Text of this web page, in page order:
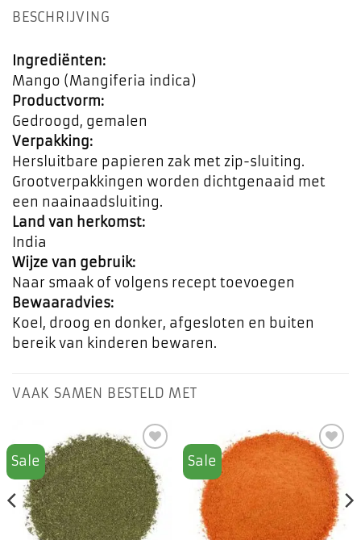
BESCHRIJVING
Ingrediënten:
Mango (Mangiferia indica)
Productvorm:
Gedroogd, gemalen
Verpakking:
Hersluitbare papieren zak met zip-sluiting.
Grootverpakkingen worden dichtgenaaid met
een naainaadsluiting.
Land van herkomst:
India
Wijze van gebruik:
Naar smaak of volgens recept toevoegen
Bewaaradvies:
Koel, droog en donker, afgesloten en buiten
bereik van kinderen bewaren.
VAAK SAMEN BESTELD MET
Sale
Toevoegen
aan
favorieten
Sale
Toevoegen
aan
favorieten